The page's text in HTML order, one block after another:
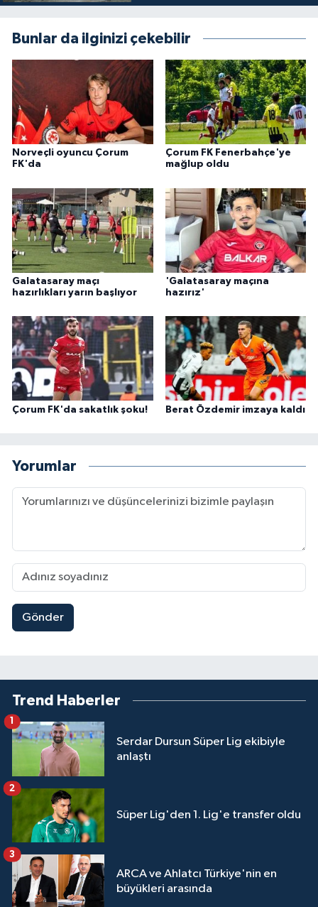
Bunlar da ilginizi çekebilir
Norveçli oyuncu Çorum
FK'da
Çorum FK Fenerbahçe'ye
mağlup oldu
Galatasaray maçı
hazırlıkları yarın başlıyor
'Galatasaray maçına
hazırız'
Çorum FK'da sakatlık şoku! Berat Özdemir imzaya kaldı
Yorumlar
Gönder
Trend Haberler
Serdar Dursun Süper Lig ekibiyle
anlaştı
Süper Lig'den 1. Lig'e transfer oldu
2
ARCA ve Ahlatcı Türkiye'nin en
büyükleri arasında
3